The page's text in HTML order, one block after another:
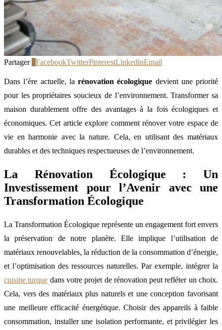
Partager FacebookTwitterPinterestLinkedinEmail
Dans l’ère actuelle, la rénovation écologique devient une priorité
pour les propriétaires soucieux de l’environnement. Transformer sa
maison durablement offre des avantages à la fois écologiques et
économiques. Cet article explore comment rénover votre espace de
vie en harmonie avec la nature. Cela, en utilisant des matériaux
durables et des techniques respectueuses de l’environnement.
La Rénovation Écologique : Un
Investissement pour l’Avenir avec une
Transformation Écologique
La Transformation Écologique représente un engagement fort envers
la préservation de notre planète. Elle implique l’utilisation de
matériaux renouvelables, la réduction de la consommation d’énergie,
et l’optimisation des ressources naturelles. Par exemple, intégrer la
cuisine turque dans votre projet de rénovation peut refléter un choix.
Cela, vers des matériaux plus naturels et une conception favorisant
une meilleure efficacité énergétique. Choisir des appareils à faible
consommation, installer une isolation performante, et privilégier les